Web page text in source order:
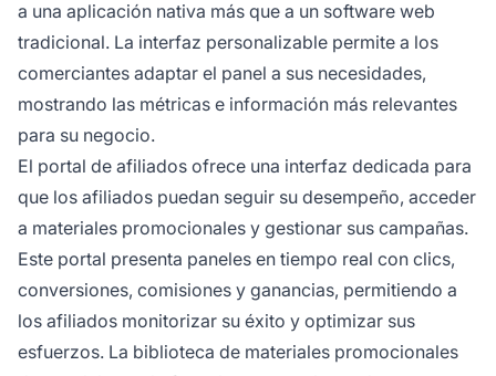
a una aplicación nativa más que a un software web
tradicional. La interfaz personalizable permite a los
comerciantes adaptar el panel a sus necesidades,
mostrando las métricas e información más relevantes
para su negocio.
El portal de afiliados ofrece una interfaz dedicada para
que los afiliados puedan seguir su desempeño, acceder
a materiales promocionales y gestionar sus campañas.
Este portal presenta paneles en tiempo real con clics,
conversiones, comisiones y ganancias, permitiendo a
los afiliados monitorizar su éxito y optimizar sus
esfuerzos. La biblioteca de materiales promocionales